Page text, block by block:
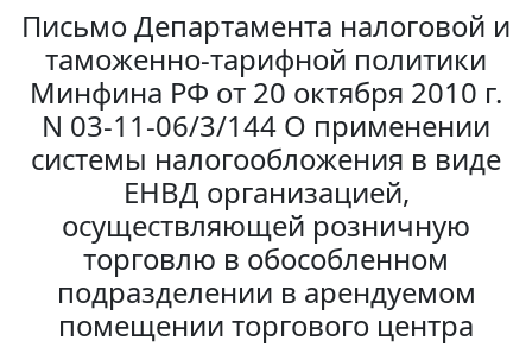
Письмо Департамента налоговой и
таможенно-тарифной политики
Минфина РФ от 20 октября 2010 г.
N 03-11-06/3/144 О применении
системы налогообложения в виде
ЕНВД организацией,
осуществляющей розничную
торговлю в обособленном
подразделении в арендуемом
помещении торгового центра